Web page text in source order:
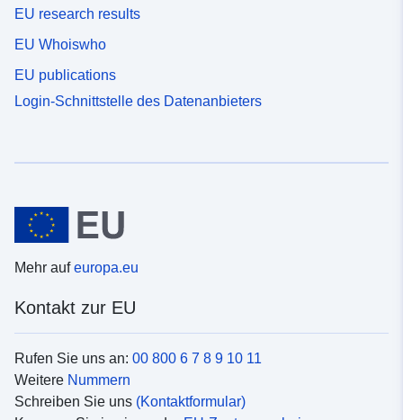
EU research results
EU Whoiswho
EU publications
Login-Schnittstelle des Datenanbieters
Mehr aufeuropa.eu
Kontakt zur EU
Rufen Sie uns an: 00 800 6 7 8 9 10 11
Weitere Nummern
Schreiben Sie uns (Kontaktformular)